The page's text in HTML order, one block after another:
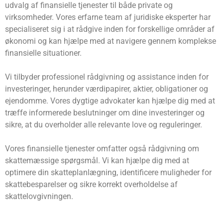
udvalg af finansielle tjenester til både private og
virksomheder. Vores erfarne team af juridiske eksperter har
specialiseret sig i at rådgive inden for forskellige områder af
økonomi og kan hjælpe med at navigere gennem komplekse
finansielle situationer.
Vi tilbyder professionel rådgivning og assistance inden for
investeringer, herunder værdipapirer, aktier, obligationer og
ejendomme. Vores dygtige advokater kan hjælpe dig med at
træffe informerede beslutninger om dine investeringer og
sikre, at du overholder alle relevante love og reguleringer.
Vores finansielle tjenester omfatter også rådgivning om
skattemæssige spørgsmål. Vi kan hjælpe dig med at
optimere din skatteplanlægning, identificere muligheder for
skattebesparelser og sikre korrekt overholdelse af
skattelovgivningen.